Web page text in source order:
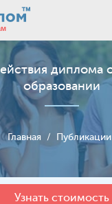
диплома
образовании
Главная / Публикации
Узнать стоимость